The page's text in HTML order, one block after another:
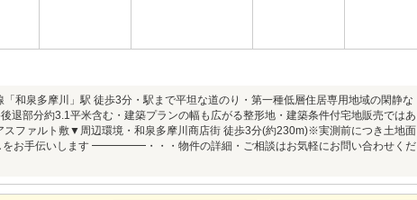
和泉多摩川」駅 徒歩3分・駅まで平坦な道のり・第一種低層住居専用地域の閑静な
部分約3.1平米含む・建築プランの幅も広がる整形地・建築条件付宅地販売ではあ
スファルト敷▼周辺環境・和泉多摩川商店街 徒歩3分(約230m)※実測前につき土地面
をお手伝いします ━━━━━・・・物件の詳細・ご相談はお気軽にお問い合わせくだ